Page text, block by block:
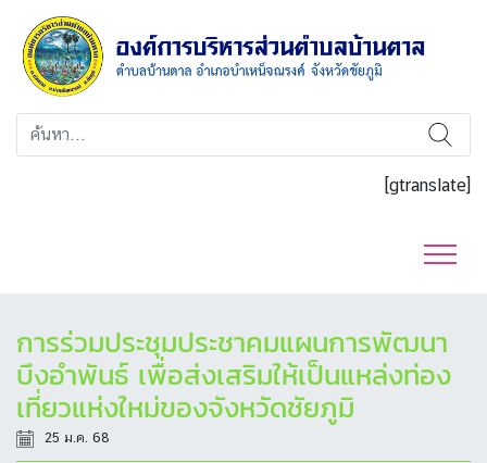
[gtranslate]
การร่วมประชุมประชาคมแผนการพัฒนา
บึงอำพันธ์ เพื่อส่งเสริมให้เป็นแหล่งท่อง
เที่ยวแห่งใหม่ของจังหวัดชัยภูมิ
25 ม.ค. 68